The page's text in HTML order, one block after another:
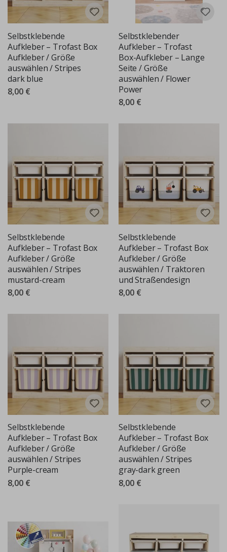
Selbstklebende
Aufkleber – Trofast Box
Aufkleber / Größe
auswählen / Stripes
dark blue
8,00 €
Selbstklebender
Aufkleber – Trofast
Box-Aufkleber – Lange
Seite / Größe
auswählen / Flower
Power
8,00 €
Selbstklebende
Aufkleber – Trofast Box
Aufkleber / Größe
auswählen / Stripes
mustard-cream
8,00 €
Selbstklebende
Aufkleber – Trofast Box
Aufkleber / Größe
auswählen / Traktoren
und Straßendesign
8,00 €
Selbstklebende
Aufkleber – Trofast Box
Aufkleber / Größe
auswählen / Stripes
Purple-cream
8,00 €
Selbstklebende
Aufkleber – Trofast Box
Aufkleber / Größe
auswählen / Stripes
gray-dark green
8,00 €